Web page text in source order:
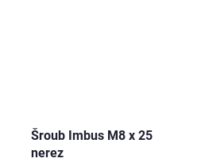
Šroub Imbus M8 x 25
nerez